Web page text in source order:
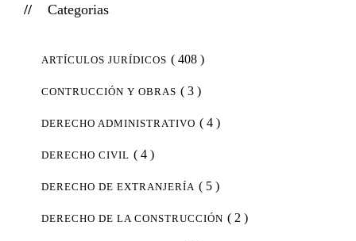
Categorias
ARTÍCULOS JURÍDICOS ( 408 )
CONTRUCCIÓN Y OBRAS ( 3 )
DERECHO ADMINISTRATIVO ( 4 )
DERECHO CIVIL ( 4 )
DERECHO DE EXTRANJERÍA ( 5 )
DERECHO DE LA CONSTRUCCIÓN ( 2 )